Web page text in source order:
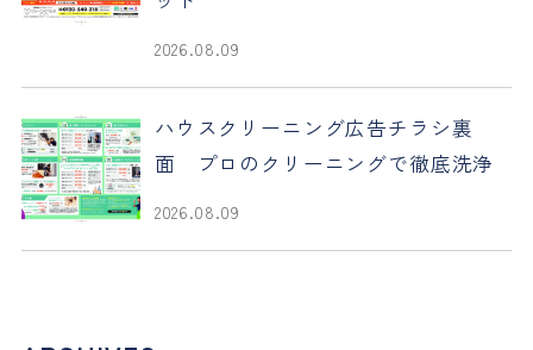
2026.08.09
ハウスクリーニング広告チラシ裏
面 プロのクリーニングで徹底洗浄
2026.08.09